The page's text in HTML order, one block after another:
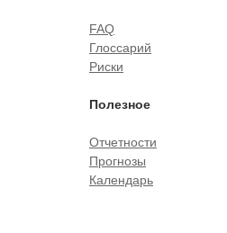
FAQ
Глоссарий
Риски
Полезное
Отчетности
Прогнозы
Календарь